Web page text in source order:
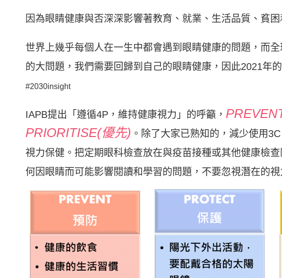
因為眼睛健康與否深深影響著教育、就業、生活品質、貧
世界上幾乎每個人在一生中都會遇到眼睛健康的問題，而
的大問題，我們需要回歸到自己的眼睛健康，因此2021年
#2030insight
IAPB提出「遵循4P，維持健康視力」的呼籲，
PRIORITISE(優先) 。除了大家已熟知的，減少使用
視力保健。把定期眼科檢查放在與疫苗接種或其他健康檢
何因眼睛而可能影響閱讀和學習的問題，不要忽視潛在的視